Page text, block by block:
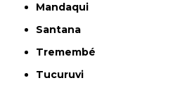
Mandaqui
Santana
Tremembé
Tucuruvi